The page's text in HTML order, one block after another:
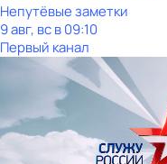
Непутёвые заметки
9 авг, вс в 09:10
Первый канал